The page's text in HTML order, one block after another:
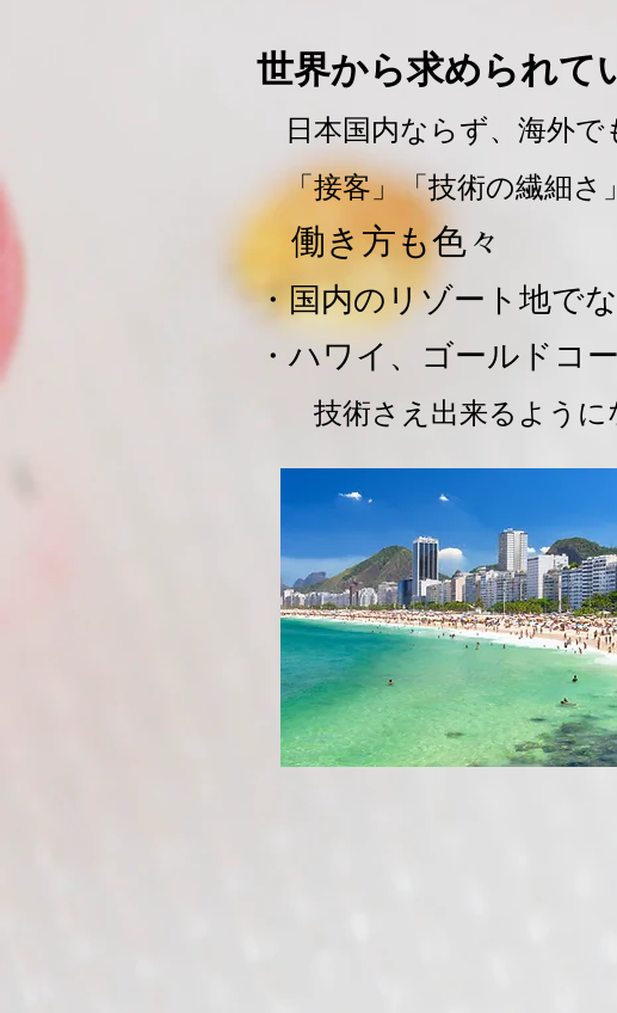
世界から求められて
日本国内ならず、海外で
「接客」「技術の繊細さ
働き方も色々
・国内のリゾート地で
・ハワイ、ゴールドコ
技術さえ出来るように